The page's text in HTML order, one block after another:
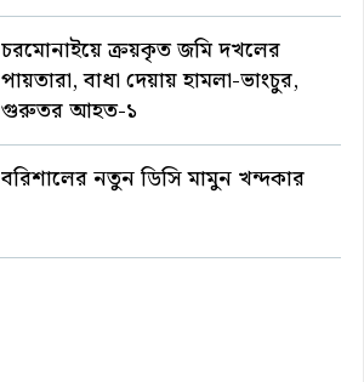
চরমোনাইয়ে ক্রয়কৃত জমি দখলের
পায়তারা, বাধা দেয়ায় হামলা-ভাংচুর,
গুরুতর আহত-১
বরিশালের নতুন ডিসি মামুন খন্দকার